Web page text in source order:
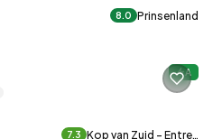
8.0 Prinsenland
A
7.3 Kop van Zuid - Entre…